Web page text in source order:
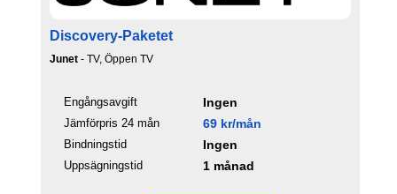
Discovery-Paketet
Junet - TV, Öppen TV
Engångsavgift Ingen
Jämförpris 24 mån 69 kr/mån
Bindningstid Ingen
Uppsägningstid 1 månad